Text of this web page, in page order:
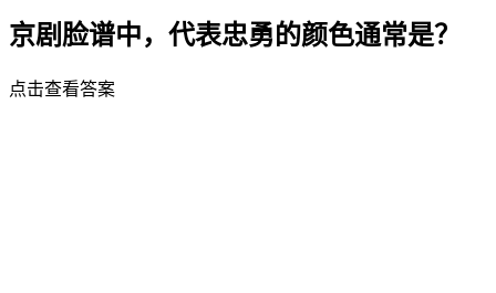
京剧脸谱中，代表忠勇的颜色通常是？
点击查看答案